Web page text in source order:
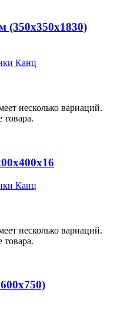
(350х350х1830)
Канц
несколько вариаций.
Канц
несколько вариаций.